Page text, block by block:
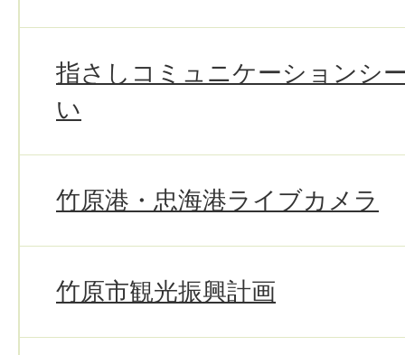
指さしコミュニケーションシ
い
竹原港・忠海港ライブカメラ
竹原市観光振興計画